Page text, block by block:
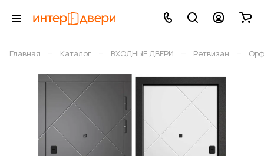
Главная – Каталог – ВХОДНЫЕ ДВЕРИ – Ретвизан –